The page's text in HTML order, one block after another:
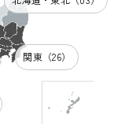
関東（26）